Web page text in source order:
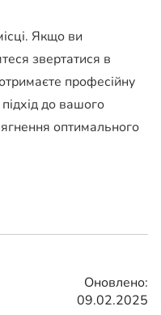
Якщо ви
звертатися в
професійну
до вашого
оптимального
Оновлено:
09.02.2025